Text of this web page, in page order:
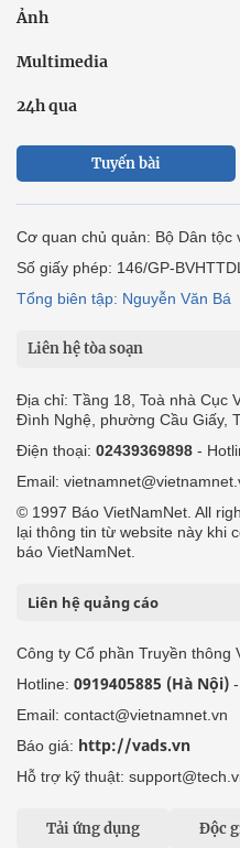
Ảnh
Multimedia
24h qua
Tuyến bài
Cơ quan chủ quản: Bộ Dân tộc
Số giấy phép: 146/GP-
Tổng biên tập: Nguyễn Văn Bá
Liên hệ tòa soạn
Địa chỉ: Tầng 18, Toà nhà Cục
Đình Nghệ, phường Cầu Giấy,
Điện thoại: 02439369898 -
Email:
© 1997 Báo VietNamNet. All
lại thông tin từ website này khi
báo VietNamNet.
Liên hệ quảng cáo
Công ty Cổ phần Truyền thông
Hotline: 0919405885 (Hà Nội) -
Email: contact@vietnamnet.vn
Báo giá: http://vads.vn
Hỗ trợ kỹ thuật:
Tải ứng dụng Độc